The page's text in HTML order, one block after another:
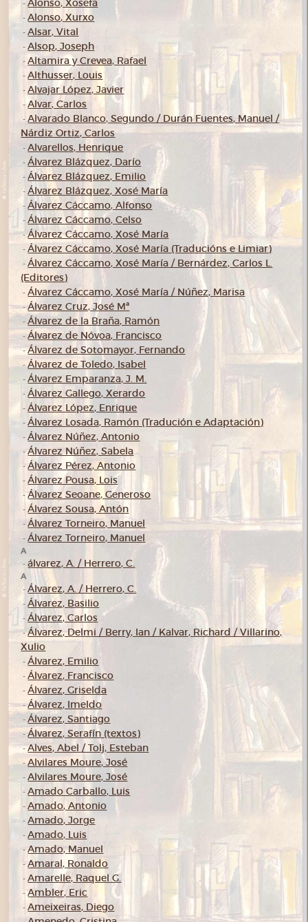
-Alonso, Xosefa
-Alonso, Xurxo
-Alsar, Vital
-Alsop, Joseph
-Altamira y Crevea, Rafael
-Althusser, Louis
-Alvajar López, Javier
-Alvar, Carlos
-Alvarado Blanco, Segundo / Durán Fuentes, Manuel /
Nárdiz Ortiz, Carlos
-Alvarellos, Henrique
-Álvarez Blázquez, Darío
-Álvarez Blázquez, Emilio
-Álvarez Blázquez, Xosé María
-Álvarez Cáccamo, Alfonso
-Álvarez Cáccamo, Celso
-Álvarez Cáccamo, Xosé María
-Álvarez Cáccamo, Xosé María (Traducións e Limiar)
-Álvarez Cáccamo, Xosé María / Bernárdez, Carlos L.
(Editores)
-Álvarez Cáccamo, Xosé María / Núñez, Marisa
-Álvarez Cruz, José Mª
-Álvarez de la Braña, Ramón
-Álvarez de Nóvoa, Francisco
-Álvarez de Sotomayor, Fernando
-Álvarez de Toledo, Isabel
-Álvarez Emparanza, J. M.
-Álvarez Gallego, Xerardo
-Álvarez López, Enrique
-Álvarez Losada, Ramón (Tradución e Adaptación)
-Álvarez Núñez, Antonio
-Álvarez Núñez, Sabela
-Álvarez Pérez, Antonio
-Álvarez Pousa, Lois
-Álvarez Seoane, Generoso
-Álvarez Sousa, Antón
-Álvarez Torneiro, Manuel
-Álvarez Torneiro, Manuel
A
-álvarez, A. / Herrero, C.
A
-Álvarez, A. / Herrero, C.
-Álvarez, Basilio
-Álvarez, Carlos
-Álvarez, Delmi / Berry, Ian / Kalvar, Richard / Villarino,
Xulio
-Álvarez, Emilio
-Álvarez, Francisco
-Álvarez, Griselda
-Álvarez, Imeldo
-Álvarez, Santiago
-Álvarez, Serafín (textos)
-Alves, Abel / Tolj, Esteban
-Alvilares Moure, José
-Alvilares Moure, José
-Amado Carballo, Luis
-Amado, Antonio
-Amado, Jorge
-Amado, Luis
-Amado, Manuel
-Amaral, Ronaldo
-Amarelle, Raquel G.
-Ambler, Eric
-Ameixeiras, Diego